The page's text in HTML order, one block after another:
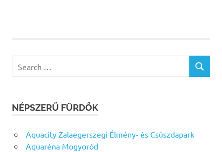
for:
SEARCH
NÉPSZERŰ FÜRDŐK
Aquacity Zalaegerszegi Élmény- és Csúszdapark
Aquaréna Mogyoród